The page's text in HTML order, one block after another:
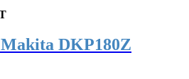
DKP180Z